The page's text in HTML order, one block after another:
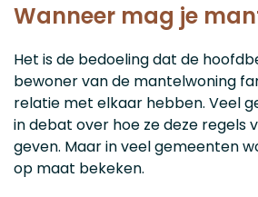
Wanneer mag je
Het is de bedoeling dat de
bewoner van de mantelwoning
relatie met elkaar hebben. Veel
in debat over hoe ze deze regels
geven. Maar in veel gemeenten
op maat bekeken.